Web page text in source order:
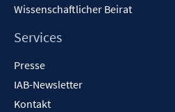
Wissenschaftlicher Beirat
Services
Presse
IAB-Newsletter
Kontakt